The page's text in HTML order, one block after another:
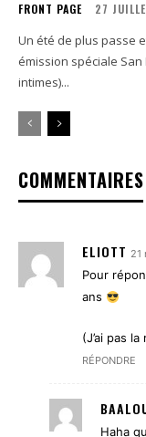
FRONT PAGE 27
Un été de plus passe
émission spéciale San
intimes)...
COMMENTAIRES
ELIOTT 21
Pour
ans
(J’ai pas
RÉPONDRE
Haha